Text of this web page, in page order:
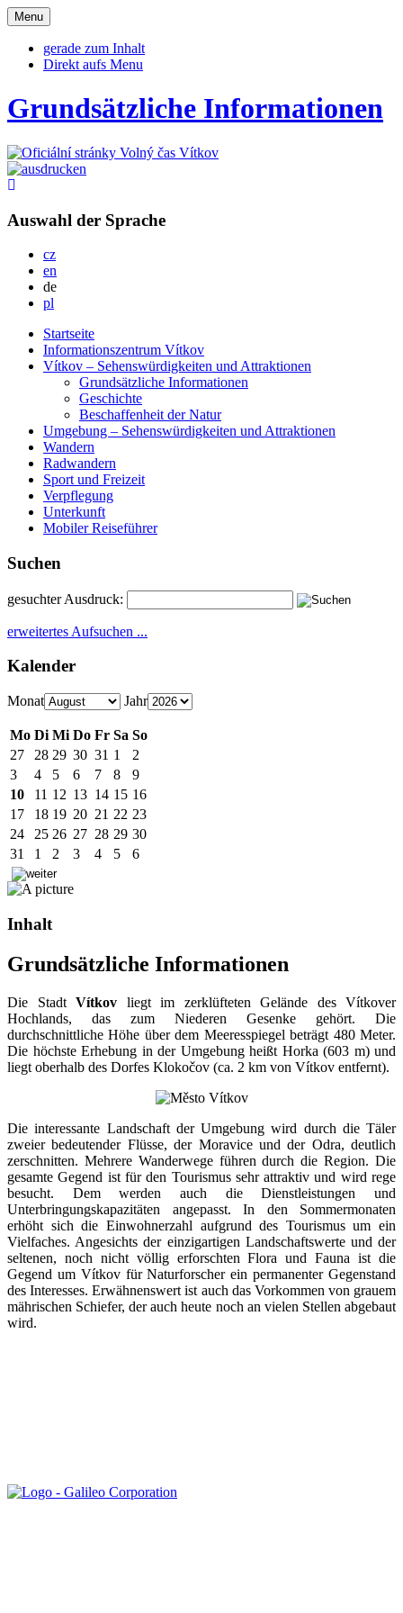
Otevřit
navigaci
Menu
gerade zum Inhalt
Direkt aufs Menu
Grundsätzliche Informationen
Auswahl der Sprache
czČesky
en
deDeutsch
pl
Startseite
Informationszentrum Vítkov
Vítkov – Sehenswürdigkeiten und Attraktionen
Grundsätzliche Informationen
Geschichte
Beschaffenheit der Natur
Umgebung – Sehenswürdigkeiten und Attraktionen
Wandern
Radwandern
Sport und Freizeit
Verpflegung
Unterkunft
Mobiler Reiseführer
Suchen
gesuchter Ausdruck:
erweitertes Aufsuchen ...
Kalender
Monat Jahr
Mo Di Mi Do Fr Sa So
27
28 29 30 31 1
2
3
4 5 6 7 8
9
10
11 12 13 14 15 16
17
18 19 20 21 22 23
24
25 26 27 28 29 30
31
1 2 3 4 5 6
Inhalt
Grundsätzliche Informationen
Die Stadt Vítkov liegt im zerklüfteten Gelände des Vítkover
Hochlands, das zum Niederen Gesenke gehört. Die
durchschnittliche Höhe über dem Meeresspiegel beträgt 480 Meter.
Die höchste Erhebung in der Umgebung heißt Horka (603 m) und
liegt oberhalb des Dorfes Klokočov (ca. 2 km von Vítkov entfernt).
Die interessante Landschaft der Umgebung wird durch die Täler
zweier bedeutender Flüsse, der Moravice und der Odra, deutlich
zerschnitten. Mehrere Wanderwege führen durch die Region. Die
gesamte Gegend ist für den Tourismus sehr attraktiv und wird rege
besucht. Dem werden auch die Dienstleistungen und
Unterbringungskapazitäten angepasst. In den Sommermonaten
erhöht sich die Einwohnerzahl aufgrund des Tourismus um ein
Vielfaches. Angesichts der einzigartigen Landschaftswerte und der
seltenen, noch nicht völlig erforschten Flora und Fauna ist die
Gegend um Vítkov für Naturforscher ein permanenter Gegenstand
des Interesses. Erwähnenswert ist auch das Vorkommen von grauem
mährischen Schiefer, der auch heute noch an vielen Stellen abgebaut
wird.